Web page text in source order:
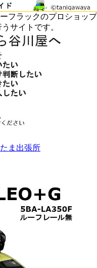
フラックのプロショップ
サイトです。
ま出張所